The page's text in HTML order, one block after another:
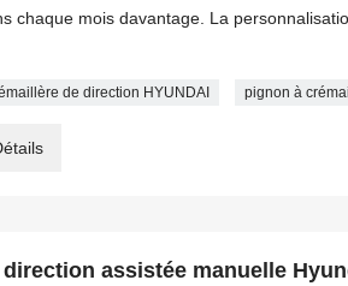
chaque mois davantage. La
de direction HYUNDAI pignon à
assistée manuelle